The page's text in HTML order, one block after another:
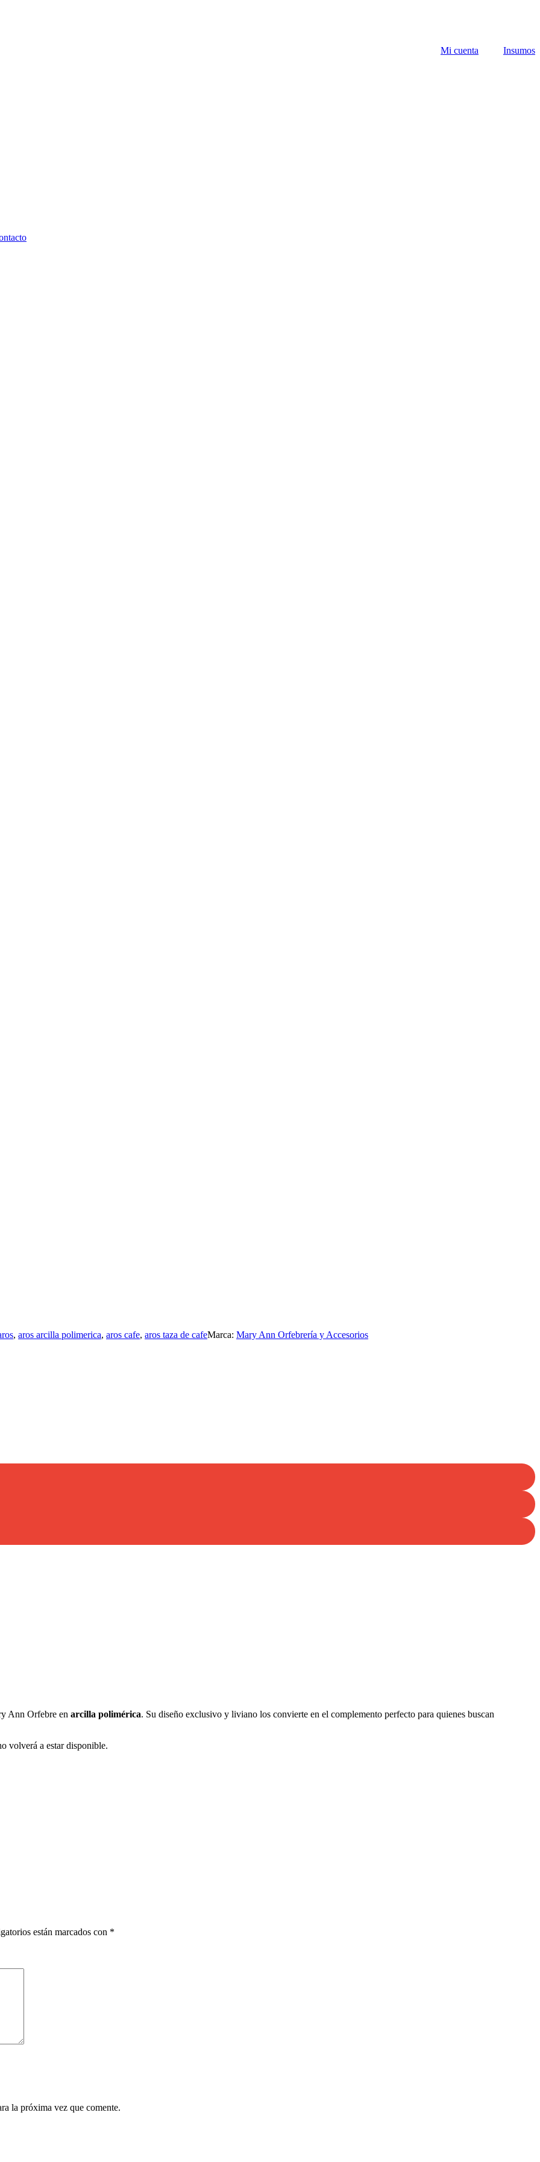
Mi cuenta Insumos
, aros arcilla polimerica, aros cafe, aros taza de cafeMarca: Mary Ann Orfebrería y Accesorios
Ann Orfebre en arcilla polimérica. Su diseño exclusivo y liviano los convierte en el complemento perfecto para quienes buscan
volverá a estar disponible.
están marcados con *
la próxima vez que comente.